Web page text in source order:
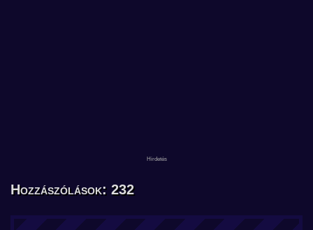
Hozzászólások: 232